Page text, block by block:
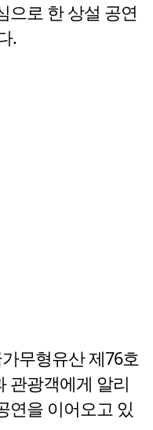
으로 한 상설 공연
.
무형유산 제76호
관광객에게 알리
연을 이어오고 있